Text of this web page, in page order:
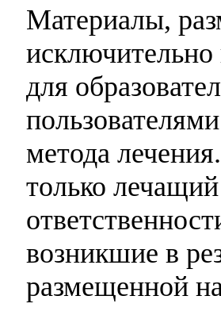
Материалы,
для
метода
только
возникшие в
размещенной